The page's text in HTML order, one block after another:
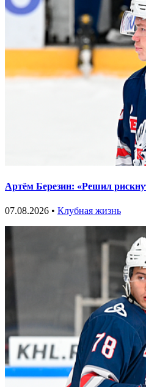
Артём Березин: «Решил
07.08.2026 • Клубная жизнь